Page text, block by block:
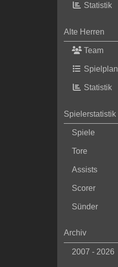
Statistik
Alte Herren
Team
Spielplan
Statistik
Spielerstatistik
Spiele
Tore
Assists
Scorer
Sünder
Archiv
2007 - 2026